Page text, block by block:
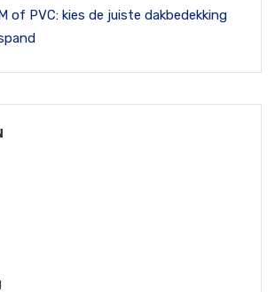
of PVC: kies de juiste dakbedekking